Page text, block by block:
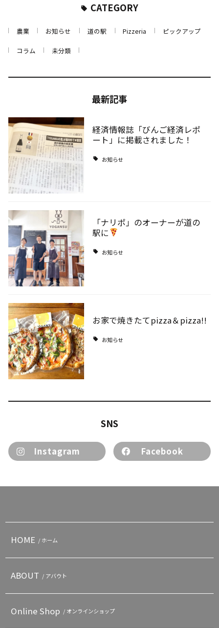
CATEGORY
農業 お知らせ 道の駅 Pizzeria ピックアップ
コラム 未分類
最新記事
経済情報誌「びんご経済レポ
ート」に掲載されました！
お知らせ
「ナリポ」のオーナーが道の
駅に
お知らせ
お家で焼きたてpizza＆pizza!!
お知らせ
SNS
Instagram Facebook
HOME / ホーム
ABOUT / アバウト
Online Shop / オンラインショップ